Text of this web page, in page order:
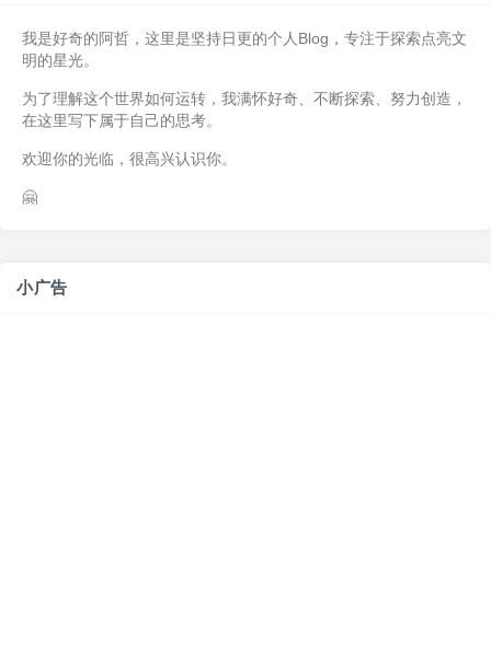
我是好奇的阿哲，这里是坚持日更的个人Blog，专注于探索点亮文
明的星光。
为了理解这个世界如何运转，我满怀好奇、不断探索、努力创造，
在这里写下属于自己的思考。
欢迎你的光临，很高兴认识你。
🤗
小广告